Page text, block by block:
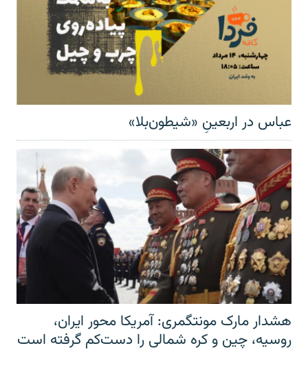
عباس در اربعینِ «شیطون‌بلا»
هشدار مارک مونتگمری: آمریکا محور ایران،
روسیه، چین و کره شمالی را دست‌کم گرفته است